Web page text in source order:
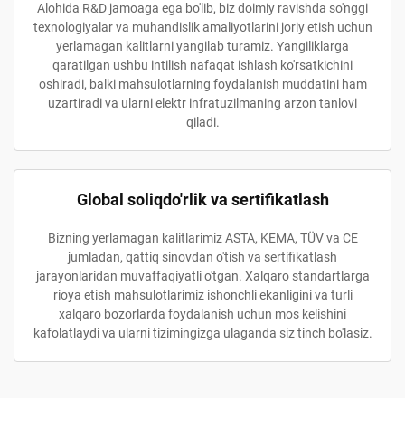
Alohida R&D jamoaga ega bo'lib, biz doimiy ravishda so'nggi
texnologiyalar va muhandislik amaliyotlarini joriy etish uchun
yerlamagan kalitlarni yangilab turamiz. Yangiliklarga
qaratilgan ushbu intilish nafaqat ishlash ko'rsatkichini
oshiradi, balki mahsulotlarning foydalanish muddatini ham
uzartiradi va ularni elektr infratuzilmaning arzon tanlovi
qiladi.
Global soliqdo'rlik va sertifikatlash
Bizning yerlamagan kalitlarimiz ASTA, KEMA, TÜV va CE
jumladan, qattiq sinovdan o'tish va sertifikatlash
jarayonlaridan muvaffaqiyatli o'tgan. Xalqaro standartlarga
rioya etish mahsulotlarimiz ishonchli ekanligini va turli
xalqaro bozorlarda foydalanish uchun mos kelishini
kafolatlaydi va ularni tizimingizga ulaganda siz tinch bo'lasiz.